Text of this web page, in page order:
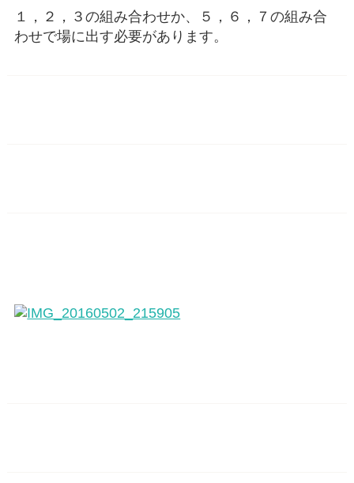
１，２，３の組み合わせか、５，６，７の組み合
わせで場に出す必要があります。